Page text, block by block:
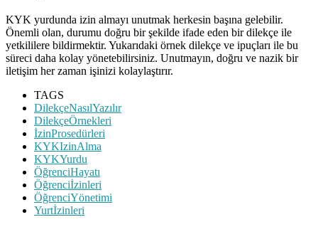
KYK yurdunda izin almayı unutmak herkesin başına gelebilir.
Önemli olan, durumu doğru bir şekilde ifade eden bir dilekçe ile
yetkililere bildirmektir. Yukarıdaki örnek dilekçe ve ipuçları ile bu
süreci daha kolay yönetebilirsiniz. Unutmayın, doğru ve nazik bir
iletişim her zaman işinizi kolaylaştırır.
TAGS
DilekçeNasılYazılır
DilekçeÖrnekleri
İzinProsedürleri
KYKIzinAlma
KYKYurdu
ÖğrenciHayatı
Öğrenciİzinleri
ÖğrenciYönetimi
Yurtİzinleri